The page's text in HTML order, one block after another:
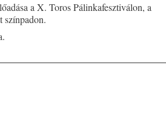
a X. Toros Pálinkafesztiválon, a
színpadon.